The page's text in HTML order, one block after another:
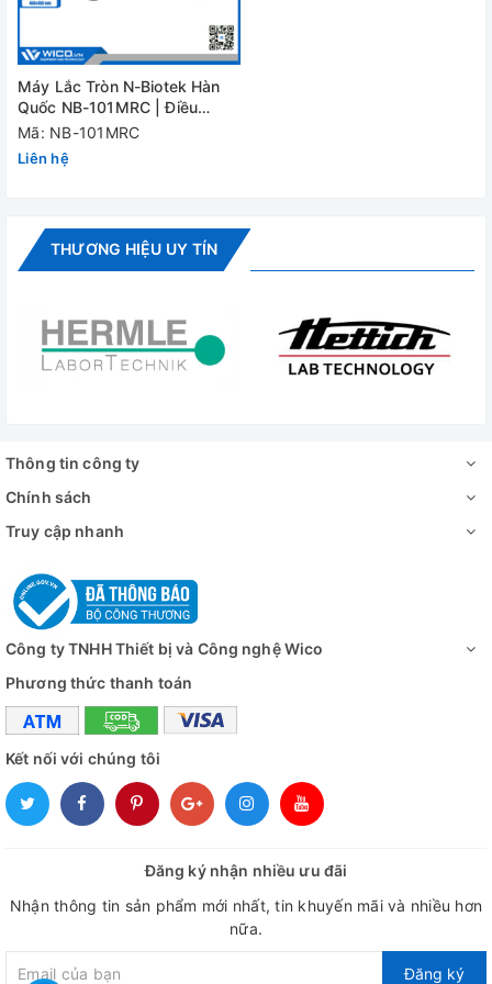
Kích thước máy
lắc
465 x 540 x 125(H)mm
Kích
thước mặt lắc
Đánh giá
Máy Lắc Tròn N-Biotek Hàn
Quốc NB-101MRC | Điều
khiển rời
Mã: NB-101MRC
Liên hệ
THƯƠNG HIỆU UY TÍN
Thông tin công ty
Chính sách
Truy cập nhanh
Công ty TNHH Thiết bị và Công nghệ Wico
Phương thức thanh toán
Kết nối với chúng tôi
Đăng ký nhận nhiều ưu đãi
Nhận thông tin sản phẩm mới nhất, tin khuyến mãi và nhiều hơn
nữa.
Đăng ký